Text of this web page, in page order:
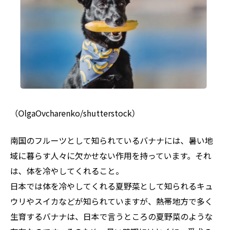
（OlgaOvcharenko/shutterstock）
南国のフルーツとして知られているバナナには、暑い地
域に暮らす人々に欠かせない作用を持っています。それ
は、体を冷やしてくれること。
日本では体を冷やしてくれる夏野菜として知られるキュ
ウリやスイカなどが知られていますが、熱帯地方で多く
生育するバナナは、日本で言うところの夏野菜のような